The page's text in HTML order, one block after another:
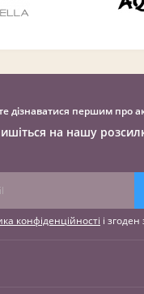
дізнаватися першим про
на нашу
конфіденційності і